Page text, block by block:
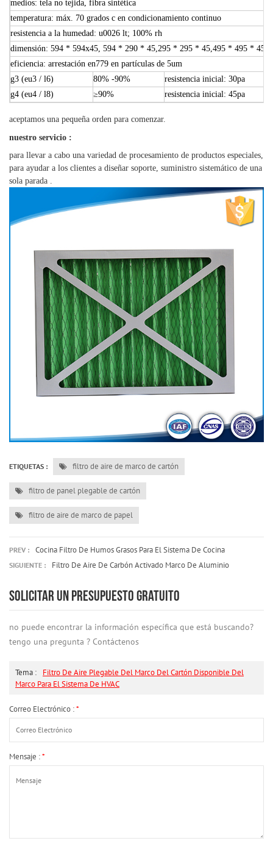
medios: tela no tejida, fibra sintética
temperatura: máx. 70 grados c en condicionamiento continuo
resistencia a la humedad: u0026 lt; 100% rh
dimensión: 594 * 594x45, 594 * 290 * 45,295 * 295 * 45,495 * 495 * 45
eficiencia: arrestación en779 en partículas de 5um
g3 (eu3 / l6)
80% -90%
resistencia inicial: 30pa
g4 (eu4 / l8)
≥90% resistencia inicial: 45pa
aceptamos una pequeña orden para comenzar.
nuestro servicio :
para llevar a cabo una variedad de procesamiento de productos especiales,
para ayudar a los clientes a diseñar soporte, suministro sistemático de una
sola parada
ETIQUETAS : filtro de aire de marco de cartón
filtro de panel plegable de cartón
filtro de aire de marco de papel
PREV : Cocina Filtro De Humos Grasos Para El Sistema De Cocina
SIGUIENTE : Filtro De Aire De Carbón Activado Marco De Aluminio
SOLICITAR UN PRESUPUESTO GRATUITO
no puede encontrar la información específica que está buscando?
tengo una pregunta ? Contáctenos
Tema : Filtro De Aire Plegable Del Marco Del Cartón Disponible Del
Marco Para El Sistema De HVAC
Correo Electrónico :*
Mensaje :*